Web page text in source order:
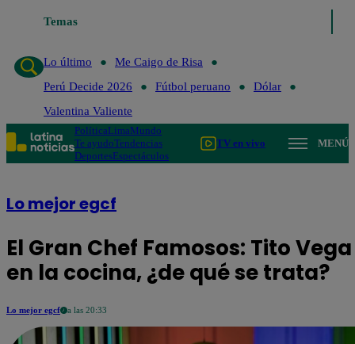
Temas
Lo último
Me Caigo de Risa
Perú Decide 2026
Fútbol peruano
Dólar
Valentina Valiente
PolíticaLimaMundo
Te ayudoTendencias
DeportesEspectáculos
TV en vivo MENÚ
Lo mejor egcf
El Gran Chef Famosos: Tito
en la cocina, ¿de qué se trata?
Lo mejor egcf a las 20:33